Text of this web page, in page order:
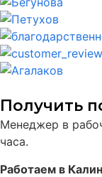
Получить
Менеджер в
часа.
Работаем в